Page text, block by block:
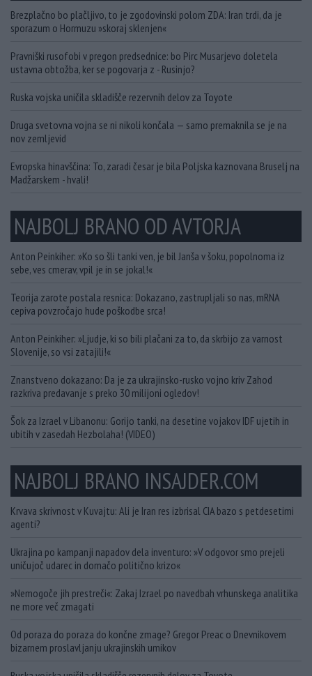
Brezplačno bo plačljivo, to je zgodovinski polom ZDA: Iran trdi, da je
sporazum o Hormuzu »skoraj sklenjen«
Pravniški rusofobi v pregon predsednice: bo Pirc Musarjevo doletela
ustavna obtožba, ker se pogovarja z - Rusinjo?
Ruska vojska uničila skladišče rezervnih delov za Toyote
Druga svetovna vojna se ni nikoli končala — samo premaknila se je na
nov zemljevid
Evropska hinavščina: To, zaradi česar je bila Poljska kaznovana Bruselj na
Madžarskem - hvali!
NAJBOLJ BRANO OD AVTORJA
Anton Peinkiher: »Ko so šli tanki ven, je bil Janša v šoku, popolnoma iz
sebe, ves cmerav, vpil je in se jokal!«
Teorija zarote postala resnica: Dokazano, zastrupljali so nas, mRNA
cepiva povzročajo hude poškodbe srca!
Anton Peinkiher: »Ljudje, ki so bili plačani za to, da skrbijo za varnost
Slovenije, so vsi zatajili!«
Znanstveno dokazano: Da je za ukrajinsko-rusko vojno kriv Zahod
razkriva predavanje s preko 30 milijoni ogledov!
Šok za Izrael v Libanonu: Gorijo tanki, na desetine vojakov IDF ujetih in
ubitih v zasedah Hezbolaha! (VIDEO)
NAJBOLJ BRANO INSAJDER.COM
Krvava skrivnost v Kuvajtu: Ali je Iran res izbrisal CIA bazo s petdesetimi
agenti?
Ukrajina po kampanji napadov dela inventuro: »V odgovor smo prejeli
uničujoč udarec in domačo politično krizo«
»Nemogoče jih prestreči«: Zakaj Izrael po navedbah vrhunskega analitika
ne more več zmagati
Od poraza do poraza do končne zmage? Gregor Preac o Dnevnikovem
bizarnem proslavljanju ukrajinskih umikov